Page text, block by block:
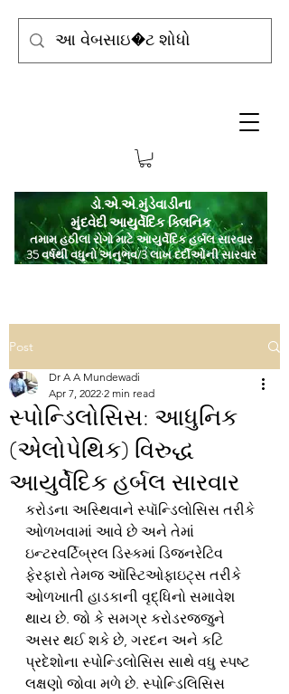
ડો.એ.એ.મુંડેવાડીના
મુંદવેદી આયુર્વેદિક ક્લિનિક
તમામ હઠીલા રોગો માટે આયુર્વેદિક હર્બલ સારવાર
35 વર્ષથી વધુનો અનુભવ/3 લાખ દર્દીઓની સારવાર
Post
સ્પોન્ડિલોસિસ: આધુનિક
(એલોપેથિક) વિરુદ્ધ
આયુર્વેદિક હર્બલ સારવાર
Dr A A Mundewadi
Apr 7, 2022 2 min read
કરોડના અસ્થિવાને સ્પૉન્ડિલોસિસ તરીકે
ઓળખવામાં આવે છે અને તેમાં
ઇન્ટરવર્ટિબ્રલ ડિસ્કમાં ડિજનરેટિવ
ફેરફારો તેમજ ઑસ્ટિઓફાઇટ્સ તરીકે
ઓળખાતી હાડકાની વૃદ્ધિનો સમાવેશ
થાય છે. જો કે સમગ્ર કરોડરજ્જુને
અસર થઈ શકે છે, ગરદન અને કટિ
પ્રદેશોના સ્પોન્ડિલોસિસ સાથે વધુ સ્પષ્ટ
લક્ષણો જોવા મળે છે. સ્પોન્ડિલિસિસ